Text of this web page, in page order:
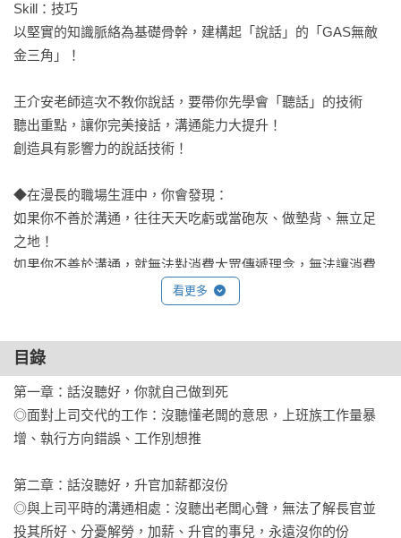
Skill：技巧
以堅實的知識脈絡為基礎骨幹，建構起「說話」的「GAS無敵
金三角」！
王介安老師這次不教你說話，要帶你先學會「聽話」的技術
聽出重點，讓你完美接話，溝通能力大提升！
創造具有影響力的說話技術！
◆在漫長的職場生涯中，你會發現：
如果你不善於溝通，往往天天吃虧或當砲灰、做墊背、無立足
之地！
如果你不善於溝通，就無法對消費大眾傳遞理念，無法讓消費
的管理大任。
看更多
目錄
第一章：話沒聽好，你就自己做到死
◎面對上司交代的工作：沒聽懂老闆的意思，上班族工作量暴
增、執行方向錯誤、工作別想推
第二章：話沒聽好，升官加薪都沒份
◎與上司平時的溝通相處：沒聽出老闆心聲，無法了解長官並
投其所好、分憂解勞，加薪、升官的事兒，永遠沒你的份